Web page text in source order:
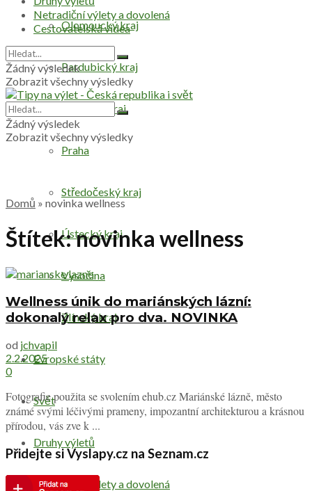
Olomoucký kraj
Pardubický kraj
Plzeňský kraj
Praha
Středočeský kraj
Ústecký kraj
Vysočina
Zlínský kraj
Evropské státy
Svět
Druhy výletů
Netradiční výlety a dovolená
Netradiční výlety a dovolená
Cestovatelská videa
Žádný výsledek
Zobrazit všechny výsledky
Žádný výsledek
Zobrazit všechny výsledky
Domů » novinka wellness
Štítek:novinka wellness
Wellness únik do mariánských lázní:
dokonalý relax pro dva. NOVINKA
od jchvapil
2.2.2025
0
Fotografie použita se svolením ehub.cz Mariánské lázně, město
známé svými léčivými prameny, impozantní architekturou a krásnou
přírodou, vás zve k ...
Přidejte si Vyslapy.cz na Seznam.cz